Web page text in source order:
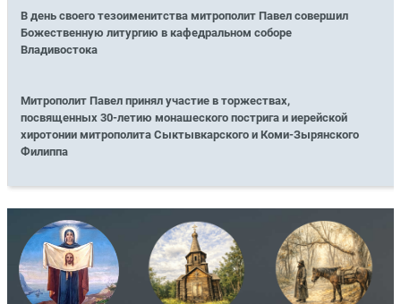
В день своего тезоименитства митрополит Павел совершил
Божественную литургию в кафедральном соборе
Владивостока
Митрополит Павел принял участие в торжествах,
посвященных 30-летию монашеского пострига и иерейской
хиротонии митрополита Сыктывкарского и Коми-Зырянского
Филиппа